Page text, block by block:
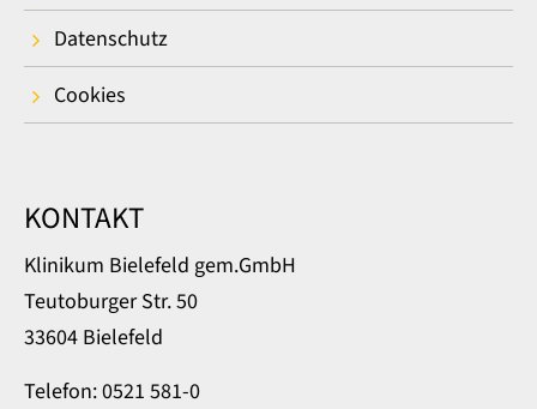
Datenschutz
Cookies
KONTAKT
Klinikum Bielefeld gem.GmbH
Teutoburger Str. 50
33604 Bielefeld
Telefon: 0521 581-0